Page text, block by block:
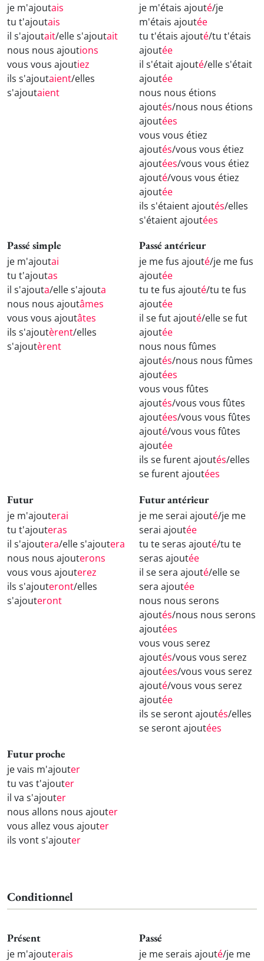
je m'ajoutais
tu t'ajoutais
il s'ajoutait/elle s'ajoutait
nous nous ajoutions
vous vous ajoutiez
ils s'ajoutaient/elles
s'ajoutaient
je m'étais ajouté/je
m'étais ajoutée
tu t'étais ajouté/tu t'étais
ajoutée
il s'était ajouté/elle s'était
ajoutée
nous nous étions
ajoutés/nous nous étions
ajoutées
vous vous étiez
ajoutés/vous vous étiez
ajoutées/vous vous étiez
ajouté/vous vous étiez
ajoutée
ils s'étaient ajoutés/elles
s'étaient ajoutées
Passé simple
je m'ajoutai
tu t'ajoutas
il s'ajouta/elle s'ajouta
nous nous ajoutâmes
vous vous ajoutâtes
ils s'ajoutèrent/elles
s'ajoutèrent
Passé antérieur
je me fus ajouté/je me fus
ajoutée
tu te fus ajouté/tu te fus
ajoutée
il se fut ajouté/elle se fut
ajoutée
nous nous fûmes
ajoutés/nous nous fûmes
ajoutées
vous vous fûtes
ajoutés/vous vous fûtes
ajoutées/vous vous fûtes
ajouté/vous vous fûtes
ajoutée
ils se furent ajoutés/elles
se furent ajoutées
Futur
je m'ajouterai
tu t'ajouteras
il s'ajoutera/elle s'ajoutera
nous nous ajouterons
vous vous ajouterez
ils s'ajouteront/elles
s'ajouteront
Futur antérieur
je me serai ajouté/je me
serai ajoutée
tu te seras ajouté/tu te
seras ajoutée
il se sera ajouté/elle se
sera ajoutée
nous nous serons
ajoutés/nous nous serons
ajoutées
vous vous serez
ajoutés/vous vous serez
ajoutées/vous vous serez
ajouté/vous vous serez
ajoutée
ils se seront ajoutés/elles
se seront ajoutées
Futur proche
je vais m'ajouter
tu vas t'ajouter
il va s'ajouter
nous allons nous ajouter
vous allez vous ajouter
ils vont s'ajouter
Conditionnel
Présent
je m'ajouterais
Passé
je me serais ajouté/je me